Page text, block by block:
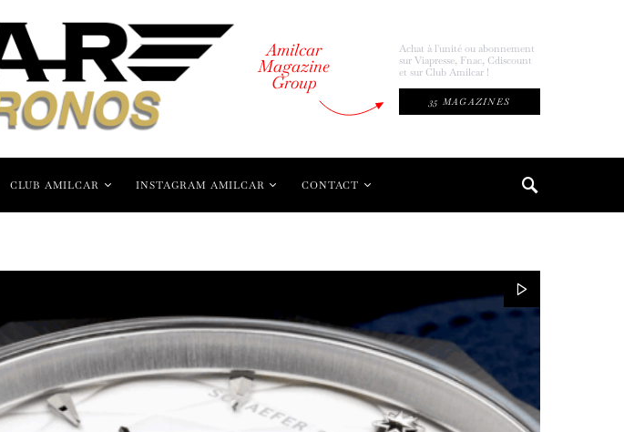
Amilcar
Magazine
Group
Achat à l'unité ou abonnement
sur Viapresse, Fnac, Cdiscount
et sur Club Amilcar !
35 MAGAZINES
CLUB AMILCAR INSTAGRAM AMILCAR CONTACT